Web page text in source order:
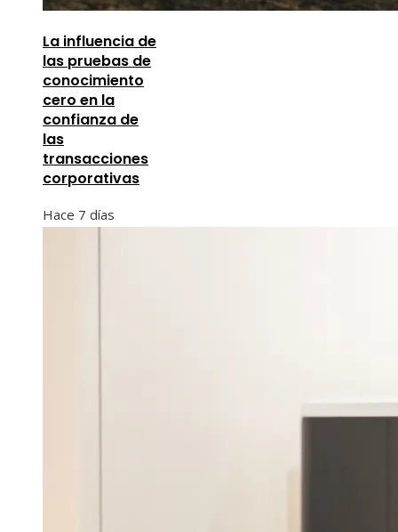
La influencia de
las pruebas de
conocimiento
cero en la
confianza de
las
transacciones
corporativas
Hace 7 días